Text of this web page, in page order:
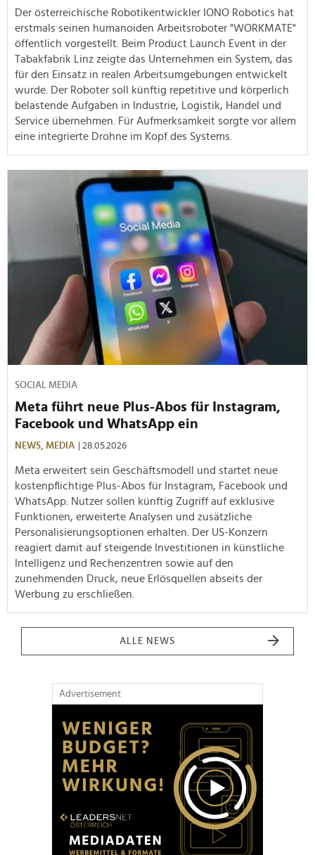
Der österreichische Robotikentwickler IONO Robotics hat
erstmals seinen humanoiden Arbeitsroboter "WORKMATE"
öffentlich vorgestellt. Beim Product Launch Event in der
Tabakfabrik Linz zeigte das Unternehmen ein System, das
für den Einsatz in realen Arbeitsumgebungen entwickelt
wurde. Der Roboter soll künftig repetitive und körperlich
belastende Aufgaben in Industrie, Logistik, Handel und
Service übernehmen. Für Aufmerksamkeit sorgte vor allem
eine integrierte Drohne im Kopf des Systems.
SOCIAL MEDIA
Meta führt neue Plus-Abos für Instagram,
Facebook und WhatsApp ein
NEWS, MEDIA | 28.05.2026
Meta erweitert sein Geschäftsmodell und startet neue
kostenpflichtige Plus-Abos für Instagram, Facebook und
WhatsApp. Nutzer sollen künftig Zugriff auf exklusive
Funktionen, erweiterte Analysen und zusätzliche
Personalisierungsoptionen erhalten. Der US-Konzern
reagiert damit auf steigende Investitionen in künstliche
Intelligenz und Rechenzentren sowie auf den
zunehmenden Druck, neue Erlösquellen abseits der
Werbung zu erschließen.
ALLE NEWS
Advertisement